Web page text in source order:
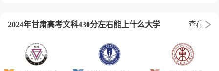
2024年甘肃高考文科430分左右能上什么大学 查看